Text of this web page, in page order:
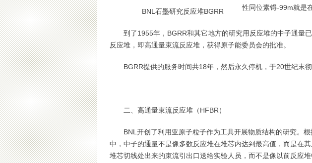
BNL石墨研究反应堆BGRR
性同位素锝-99m就是
到了1955年，BGRR和其它地方的研究用反应堆的中子通量
反应堆，即高通量束流反应堆，获得原子能委员会的批准。
BGRR提供的服务时间共18年，然后永久停机，于20世纪末彻
二、高通量束流反应堆（HFBR）
BNL开创了利用亚原子粒子作为工具开展物质结构的研究。
中，中子的通量不是像多数反应堆在堆芯内达到最高值，而是在
堆芯切线处出来的束流引出口送给实验人员，而不是像以前反应